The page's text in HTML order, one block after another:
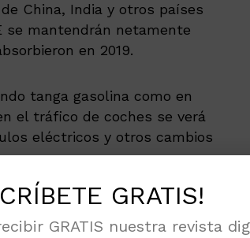
China, India y otros países
se mantendrán netamente
en 2019.
tanga gasolina como en
el tráfico de coches se verá
eléctricos y otros cambios
más lento. GRATIS!
GRATIS nuestra revista